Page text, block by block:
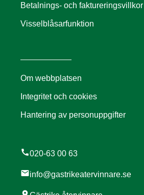
Betalnings- och faktureringsvillkor
Visselblåsarfunktion
Om webbplatsen
Integritet och cookies
Hantering av personuppgifter
call020-63 00 63
mailinfo@gastrikeatervinnare.se